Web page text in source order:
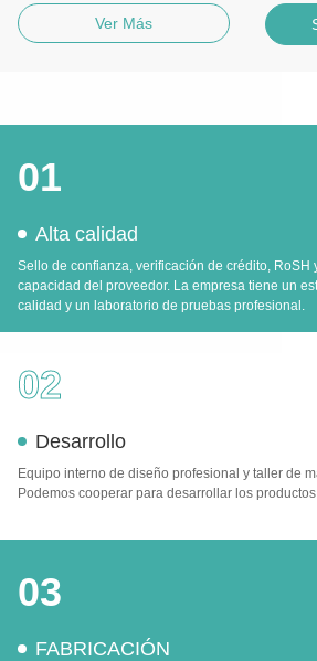
Ver Más
01
Alta calidad
Sello de confianza, verificación de crédito, RoSH
capacidad del proveedor. La empresa tiene un
calidad y un laboratorio de pruebas profesional.
02
Desarrollo
Equipo interno de diseño profesional y taller de
Podemos cooperar para desarrollar los productos
03
FABRICACIÓN